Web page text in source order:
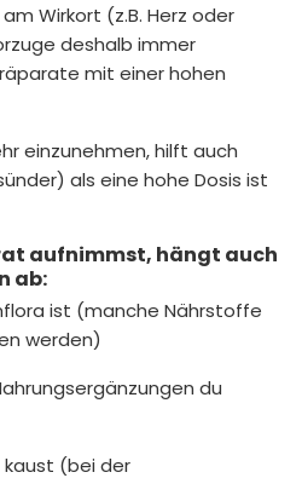
Wirkort (z.B. Herz oder
deshalb immer
mit einer hohen
einzunehmen, hilft auch
als eine hohe Dosis ist
aufnimmst, hängt auch
ab:
ist (manche Nährstoffe
werden)
du
kaust (bei der